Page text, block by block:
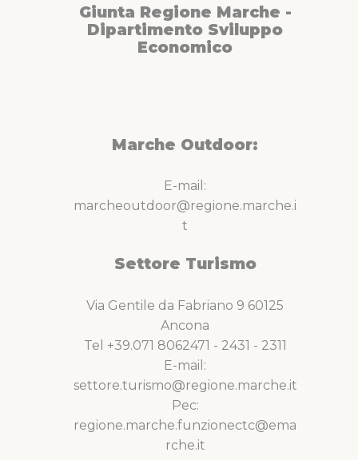
Giunta Regione Marche -
Dipartimento Sviluppo
Economico
Marche Outdoor:
E-mail:
marcheoutdoor@regione.marche.i
t
Settore Turismo
Via Gentile da Fabriano 9 60125
Ancona
Tel +39.071 8062471 - 2431 - 2311
E-mail:
settore.turismo@regione.marche.it
Pec:
regione.marche.funzionectc@ema
rche.it